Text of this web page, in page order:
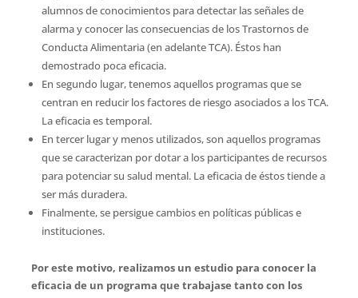
alumnos de conocimientos para detectar las señales de
alarma y conocer las consecuencias de los Trastornos de
Conducta Alimentaria (en adelante TCA). Éstos han
demostrado poca eficacia.
En segundo lugar, tenemos aquellos programas que se
centran en reducir los factores de riesgo asociados a los TCA.
La eficacia es temporal.
En tercer lugar y menos utilizados, son aquellos programas
que se caracterizan por dotar a los participantes de recursos
para potenciar su salud mental. La eficacia de éstos tiende a
ser más duradera.
Finalmente, se persigue cambios en políticas públicas e
instituciones.
Por este motivo, realizamos un estudio para conocer la
eficacia de un programa que trabajase tanto con los